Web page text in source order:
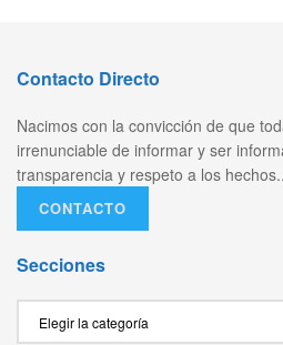
Contacto Directo
Nacimos con la convicción de que
irrenunciable de informar y ser
transparencia y respeto a los hechos..
CONTACTO
Secciones